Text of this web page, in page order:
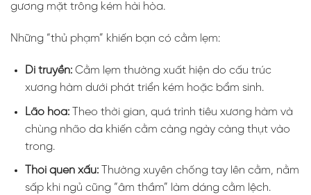
gương mặt trông kém hài hòa.
Những “thủ phạm” khiến bạn có cằm lẹm:
Di truyền:Cằm lẹm thường xuất hiện do cấu trúc
xương hàm dưới phát triển kém hoặc bẩm sinh.
Lão hóa:Theo thời gian, quá trình tiêu xương hàm và
chùng nhão da khiến cằm càng ngày càng thụt vào
trong.
Thói quen xấu:Thường xuyên chống tay lên cằm, nằm
sấp khi ngủ cũng “âm thầm” làm dáng cằm lệch.